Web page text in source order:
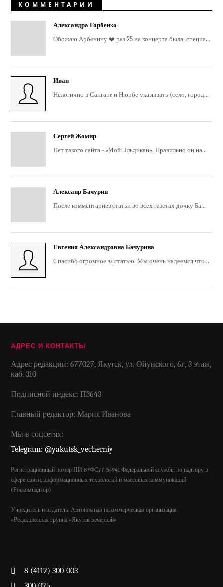
КОММЕНТАРИИ
Александра Горбенко
Обожаю Арбенину ❤️ раз 25 на концерта была, специа...
Иван
Нелогично в Сангаре и Нюрбе указывать (село, город...
Сергей Жомир
Нет такого сайта - «Мой Эльдикан». Правильно он на...
Алексанр Бачурин
После комментариев статьи во всех газетах дочку Ба...
Евгения Александровна Бачурина
Спасибо огромное за статью. Мы очень надеемся что ...
АДРЕС И КОНТАКТЫ
Адрес редакции: 677027, Якутск, ул. Ойунского, 6г, 3 этаж,
каб. 310
Подписной индекс: П3643
Главный редактор: Мария Иванова
Мы в соцсетях:
Telegram: @yakutsk_vecherniy
Регистрационный номер ПИ №ФС77-54941 Федеральной службы по надзору в
сфере связи, информационных технологий и массовых коммуникаций
(Роскомнадзор)
Учредитель и издатель: Автономная некоммерческая организация
«Редакционная группа «Якутск вечерний»
8 (4112) 300-003